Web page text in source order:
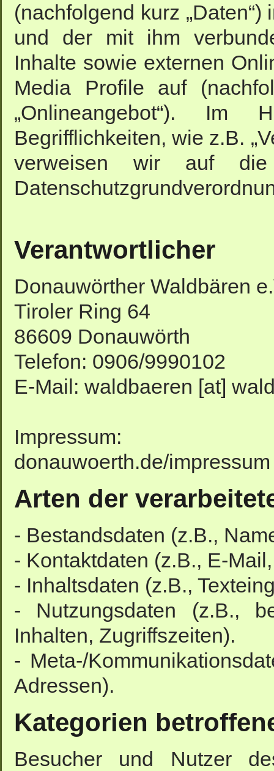
(nachfolgend kurz
und der mit ihm
Inhalte sowie externen
Media Profile auf
„Onlineangebot“). Im
Begrifflichkeiten, wie z.B.
verweisen wir auf
Verantwortlicher
Donauwörther Waldbären
Tiroler Ring 64
86609 Donauwörth
Telefon: 0906/9990102
E-Mail: waldbaeren [at]
Impressum:
donauwoerth.de/impressum
Arten der
- Bestandsdaten (z.B.,
- Kontaktdaten (z.B., E-
- Inhaltsdaten (z.B.,
- Nutzungsdaten (z.B.,
Inhalten, Zugriffszeiten).
- Meta-/
Adressen).
Kategorien
Besucher und Nutzer